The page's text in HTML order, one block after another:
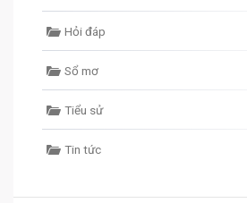
Hỏi đáp
Sổ mơ
Tiểu sử
Tin tức